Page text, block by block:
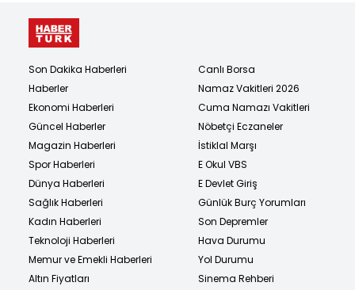
Son Dakika Haberleri
Haberler
Ekonomi Haberleri
Güncel Haberler
Magazin Haberleri
Spor Haberleri
Dünya Haberleri
Sağlık Haberleri
Kadın Haberleri
Teknoloji Haberleri
Memur ve Emekli Haberleri
Altın Fiyatları
Canlı Borsa
Namaz Vakitleri 2026
Cuma Namazı Vakitleri
Nöbetçi Eczaneler
İstiklal Marşı
E Okul VBS
E Devlet Giriş
Günlük Burç Yorumları
Son Depremler
Hava Durumu
Yol Durumu
Sinema Rehberi